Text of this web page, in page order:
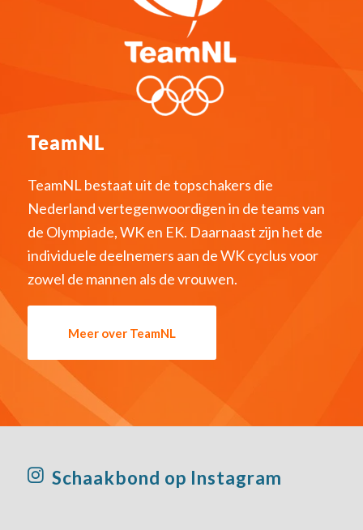
TeamNL
TeamNL bestaat uit de topschakers die
Nederland vertegenwoordigen in de teams van
de Olympiade, WK en EK. Daarnaast zijn het de
individuele deelnemers aan de WK cyclus voor
zowel de mannen als de vrouwen.
Meer over TeamNL
Schaakbond op Instagram